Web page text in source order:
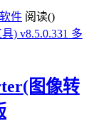
件 阅读()
图像转